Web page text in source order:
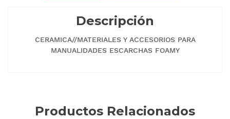
Descripción
CERAMICA//MATERIALES Y ACCESORIOS PARA
MANUALIDADES ESCARCHAS FOAMY
Productos Relacionados